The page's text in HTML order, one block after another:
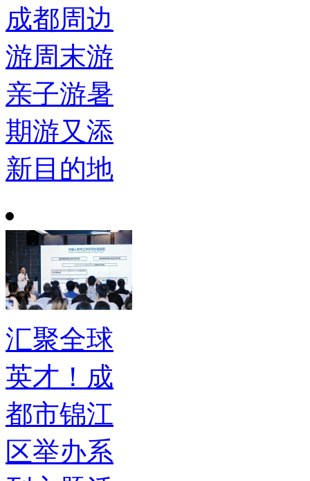
成都周边
游周末游
亲子游暑
期游又添
新目的地
汇聚全球
英才！成
都市锦江
区举办系